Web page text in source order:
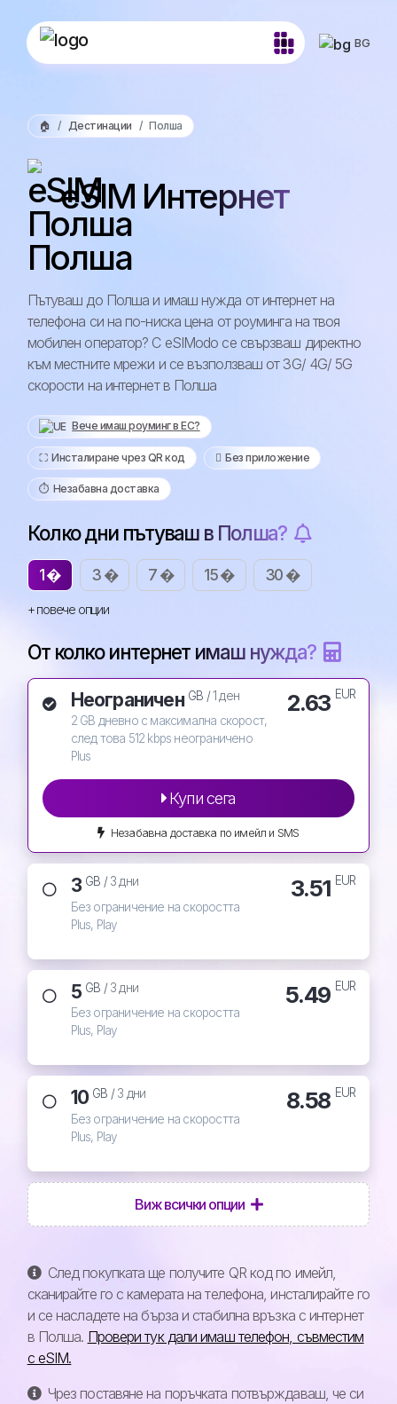
BG
🏠 Дестинации Полша
eSIM Интернет
Полша
Пътуваш до Полша и имаш нужда от интернет на
телефона си на по-ниска цена от роуминга на твоя
мобилен оператор? С eSIModo се свързваш директно
към местните мрежи и се възползваш от 3G/ 4G/ 5G
скорости на интернет в Полша
Вече имаш роуминг в ЕС?
⛶️️ Инсталиране чрез QR код ️ Без приложение
⏱️️ Незабавна доставка
Колко дни пътуваш в Полша?
1 � 3 � 7 � 15 � 30 �
+ повече опции
От колко интернет имаш нужда?
Неограничен GB /1 ден
2 GB дневно с максимална скорост,
след това 512 kbps неограничено
Plus
2.63 EUR
Купи сега
Незабавна доставка по имейл и SMS
3 GB /3 дни
Без ограничение на скоростта
Plus, Play
3.51 EUR
5 GB /3 дни
Без ограничение на скоростта
Plus, Play
5.49 EUR
10 GB /3 дни
Без ограничение на скоростта
Plus, Play
8.58 EUR
Виж всички опции
След покупката ще получите QR код по имейл,
сканирайте го с камерата на телефона, инсталирайте го
и се насладете на бърза и стабилна връзка с интернет
в Полша. Провери тук дали имаш телефон, съвместим
с eSIM.
Чрез поставяне на поръчката потвърждаваш, че си